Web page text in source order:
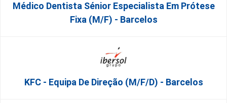
Médico Dentista Sénior Especialista Em Prótese
Fixa (M/F) - Barcelos
KFC - Equipa De Direção (m/f/d) - Barcelos